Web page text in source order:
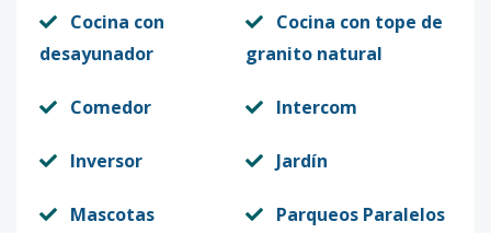
Cocina con
desayunador
Cocina con tope de
granito natural
Comedor Intercom
Inversor Jardín
Mascotas
Parqueos Paralelos